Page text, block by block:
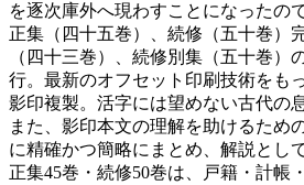
を逐次庫外へ現わすことになったの
正集（四十五巻）、続修（五十巻）
（四十三巻）、続修別集（五十巻）
行。最新のオフセット印刷技術をも
影印複製。活字には望めない古代の
また、影印本文の理解を助けるため
に精確かつ簡略にまとめ、解説とし
正集45巻・続修50巻は、戸籍・計帳